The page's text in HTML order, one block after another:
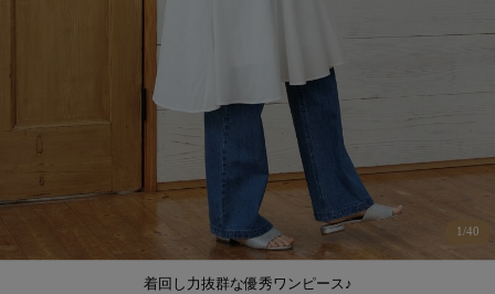
着回し力抜群な優秀ワンピース♪
1/40